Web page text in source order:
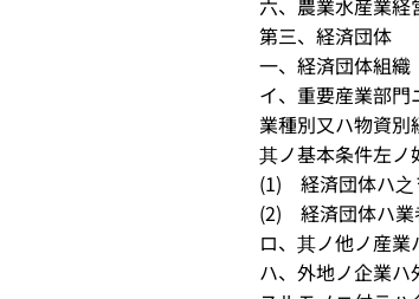
六、農業水産業
第三、経済団体
一、経済団体組織
イ、重要産業部
業種別又ハ物資別
其ノ基本条件左ノ
(1) 経済団体ハ之
(2) 経済団体ハ業
ロ、其ノ他ノ産
ハ、外地ノ企業